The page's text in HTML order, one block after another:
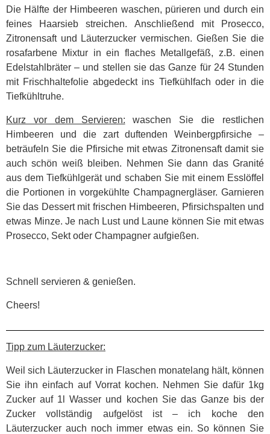
Die Hälfte der Himbeeren waschen, pürieren und durch ein
feines Haarsieb streichen. Anschließend mit Prosecco,
Zitronensaft und Läuterzucker vermischen. Gießen Sie die
rosafarbene Mixtur in ein flaches Metallgefäß, z.B. einen
Edelstahlbräter – und stellen sie das Ganze für 24 Stunden
mit Frischhaltefolie abgedeckt ins Tiefkühlfach oder in die
Tiefkühltruhe.
Kurz vor dem Servieren: waschen Sie die restlichen
Himbeeren und die zart duftenden Weinbergpfirsiche –
beträufeln Sie die Pfirsiche mit etwas Zitronensaft damit sie
auch schön weiß bleiben. Nehmen Sie dann das Granité
aus dem Tiefkühlgerät und schaben Sie mit einem Esslöffel
die Portionen in vorgekühlte Champagnergläser. Garnieren
Sie das Dessert mit frischen Himbeeren, Pfirsichspalten und
etwas Minze. Je nach Lust und Laune können Sie mit etwas
Prosecco, Sekt oder Champagner aufgießen.
Schnell servieren & genießen.
Cheers!
Tipp zum Läuterzucker:
Weil sich Läuterzucker in Flaschen monatelang hält, können
Sie ihn einfach auf Vorrat kochen. Nehmen Sie dafür 1kg
Zucker auf 1l Wasser und kochen Sie das Ganze bis der
Zucker vollständig aufgelöst ist – ich koche den
Läuterzucker auch noch immer etwas ein. So können Sie